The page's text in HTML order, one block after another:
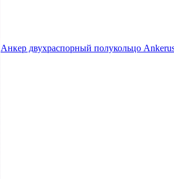
Анкер двухраспорный полукольцо